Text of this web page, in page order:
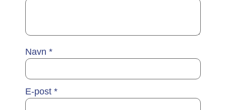
Navn *
E-post *